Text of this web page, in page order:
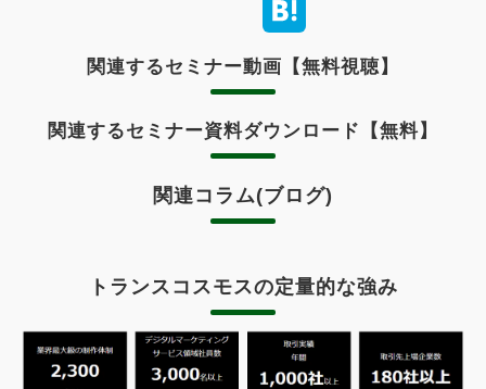
関連するセミナー動画【無料視聴】
関連するセミナー資料ダウンロード【無料】
関連コラム(ブログ)
トランスコスモスの定量的な強み